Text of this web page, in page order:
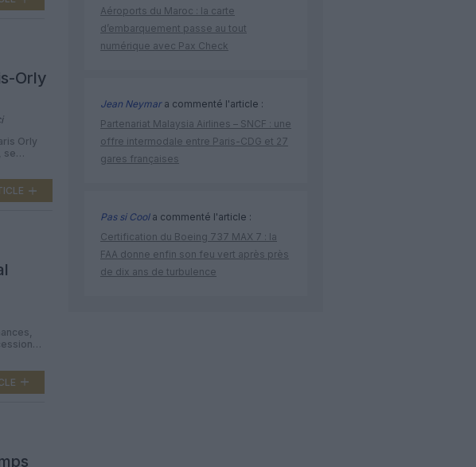
Orly
Orly
se
Paris
et
fait
Aéroports du Maroc : la carte
d’embarquement passe au tout
numérique avec Pax Check
Jean Neymara commenté l'article :
Partenariat Malaysia Airlines – SNCF : une
offre intermodale entre Paris-CDG et 27
gares françaises
Pas si Coola commenté l'article :
Certification du Boeing 737 MAX 7 : la
FAA donne enfin son feu vert après près
de dix ans de turbulence